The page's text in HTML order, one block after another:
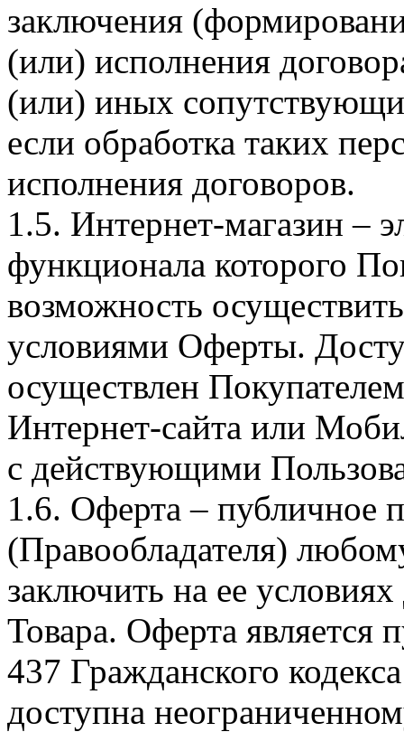
заключения
(или) исполнения
(или) иных
если обработка таких
исполнения договоров.
1.5. Интернет-магазин –
функционала которого
возможность
условиями Оферты.
осуществлен
Интернет-сайта или
с действующими
1.6. Оферта – публичное
(Правообладателя)
заключить на ее
Товара. Оферта является
437 Гражданского
доступна